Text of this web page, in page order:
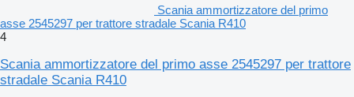
Scania ammortizzatore del primo
asse 2545297 per trattore stradale Scania R410
4
Scania ammortizzatore del primo asse 2545297 per trattore
stradale Scania R410